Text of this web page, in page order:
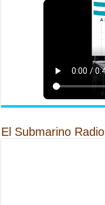
El Submarino Radio